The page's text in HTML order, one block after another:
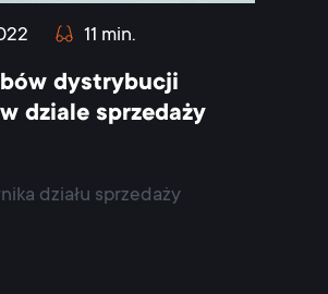
11 min.
dystrybucji
dziale sprzedaży
działu sprzedaży